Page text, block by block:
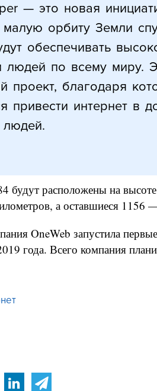
— это новая
малую орбиту Земли
обеспечивать
людей по всему миру.
проект, благодаря
привести интернет в
будут расположены на
а оставшиеся 1156
OneWeb запустила
года. Всего компания